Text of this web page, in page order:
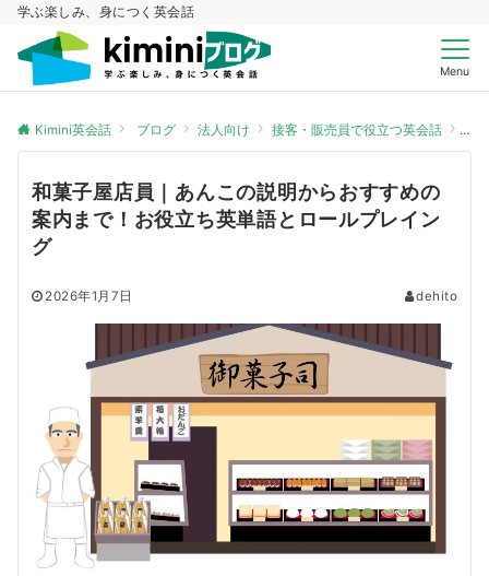
学ぶ楽しみ、身につく英会話
Menu
Kimini英会話 ブログ 法人向け 接客・販売員で役立つ英会話 和
和菓子屋店員｜あんこの説明からおすすめの
案内まで！お役立ち英単語とロールプレイン
グ
2026年1月7日 dehito